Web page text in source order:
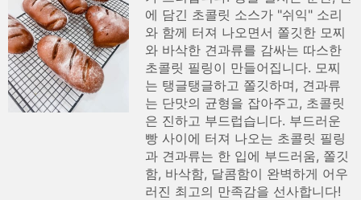
에 담긴 초콜릿 소스가 "쉬익" 소리
와 함께 터져 나오면서 쫄깃한 모찌
와 바삭한 견과류를 감싸는 따스한
초콜릿 필링이 만들어집니다. 모찌
는 탱글탱글하고 쫄깃하며, 견과류
는 단맛의 균형을 잡아주고, 초콜릿
은 진하고 부드럽습니다. 부드러운
빵 사이에 터져 나오는 초콜릿 필링
과 견과류는 한 입에 부드러움, 쫄깃
함, 바삭함, 달콤함이 완벽하게 어우
러진 최고의 만족감을 선사합니다!